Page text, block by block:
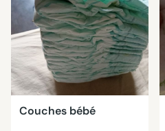
Couches bébé